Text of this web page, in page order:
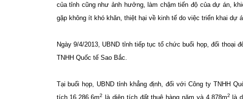
của tỉnh cũng như ảnh hưởng, làm chậm tiến độ của dự án,
gặp không ít khó khăn, thiệt hại về kinh tế do việc triển khai dự
Ngày 9/4/2013, UBND tỉnh tiếp tục tổ chức buổi họp, đối thoại
TNHH Quốc tế Sao Bắc.
Tại buổi họp, UBND tỉnh khẳng định, đối với Công ty TNHH
tích 16.286,6m2 là diện tích đất thuê hàng năm và 4.878m2
là